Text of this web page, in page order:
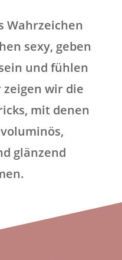
Wahrzeichen
sexy, geben
und fühlen
wir die
mit denen
glänzend